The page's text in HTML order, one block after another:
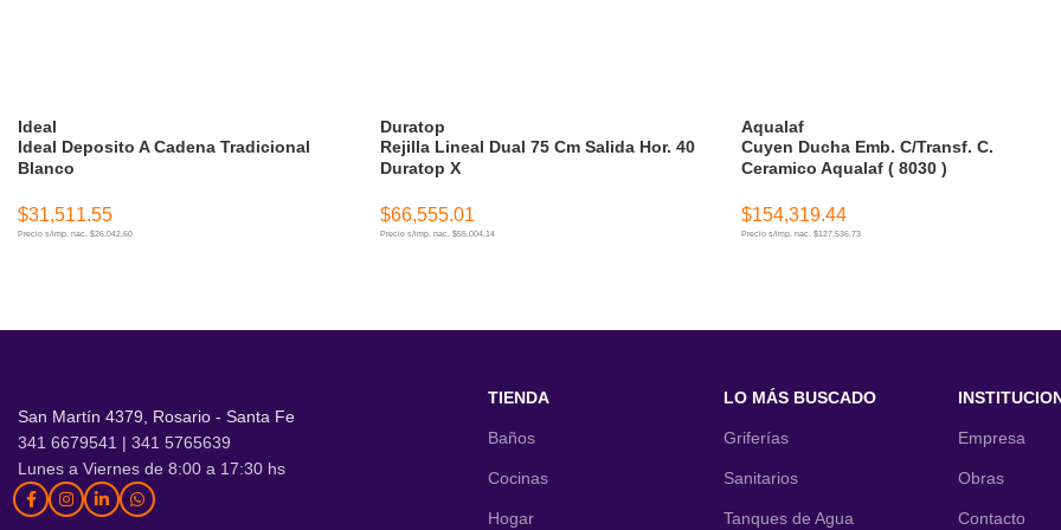
Ideal Deposito A Cadena Tradicional
Blanco
Ideal
$31,511.55
Precio s/imp. nac. $26.042,60
Rejilla Lineal Dual 75 Cm Salida Hor. 40
Duratop X
Duratop
$66,555.01
Precio s/imp. nac. $55.004,14
Cuyen Ducha Emb. C/Transf. C.
Ceramico Aqualaf ( 8030 )
Aqualaf
$154,319.44
Precio s/imp. nac. $127.536,73
San Martín 4379, Rosario - Santa Fe
341 6679541 | 341 5765639
Lunes a Viernes de 8:00 a 17:30 hs
TIENDA
Baños
Cocinas
Hogar
LO MÁS BUSCADO
Griferías
Sanitarios
Tanques de Agua
Empresa
Obras
Contacto